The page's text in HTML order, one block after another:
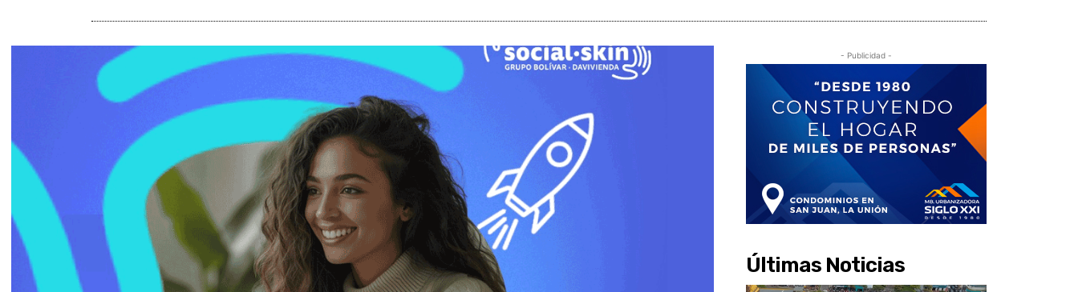
- Publicidad -
Últimas Noticias